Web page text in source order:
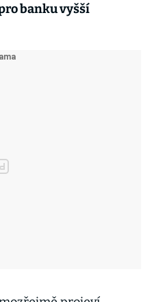
banku vyšší